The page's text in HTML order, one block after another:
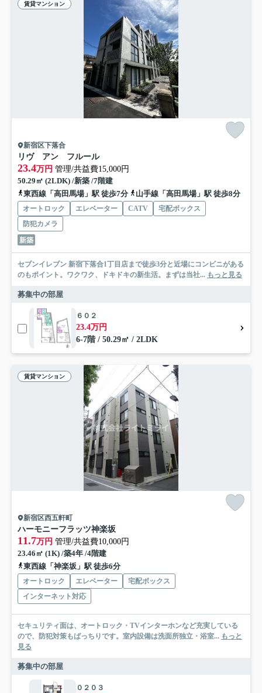
賃貸マンション
新宿区下落合
リヴ アン フルール
23.4万円 管理/共益費15,000円
50.29㎡ (2LDK) /新築 /7階建
東西線「高田馬場」駅 徒歩7分
山手線「高田馬場」駅 徒歩8分
オートロック エレベーター CATV
宅配ボックス
防犯カメラ
新築
セブンイレブン 新宿下落合1丁目店まで徒歩3分と近場にコンビニがある
のもポイント。ワクワク、ドキドキの新生活。まずは当社... もっと見る
募集中の部屋
６０２
23.4万円
6-7階 / 50.29㎡ / 2LDK
賃貸マンション
新宿区西五軒町
ハーモニーフラッツ神楽坂
11.7万円 管理/共益費10,000円
23.46㎡ (1K) /築4年 /4階建
東西線「神楽坂」駅 徒歩6分
オートロック エレベーター
宅配ボックス
インターネット対応
セキュリティ面は、オートロック・TVインターホンなど充実している
ので、防犯対策もばっちりです。室内設備は洗面所独立・浴室... もっと
見る
募集中の部屋
０２０３